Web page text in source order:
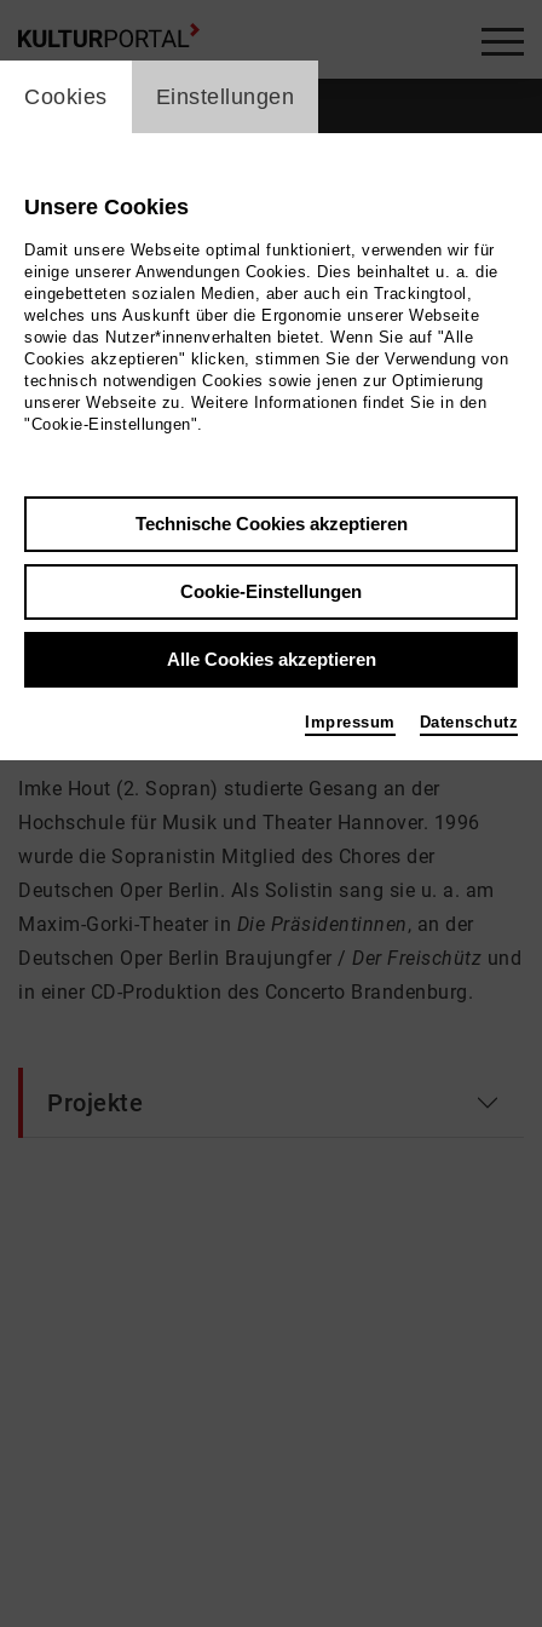
Übersicht
Imke Hout
Musik, Theater
Imke Hout (2. Sopran) studierte Gesang an der
Hochschule für Musik und Theater Hannover. 1996
wurde die Sopranistin Mitglied des Chores der
Deutschen Oper Berlin. Als Solistin sang sie u. a. am
Maxim-Gorki-Theater in Die Präsidentinnen, an der
Deutschen Oper Berlin Braujungfer / Der Freischütz und
in einer CD-Produktion des Concerto Brandenburg.
Projekte
cookie_layer
Cookies Einstellungen
Unsere Cookies
Damit unsere Webseite optimal funktioniert, verwenden wir für
einige unserer Anwendungen Cookies. Dies beinhaltet u. a. die
eingebetteten sozialen Medien, aber auch ein Trackingtool,
welches uns Auskunft über die Ergonomie unserer Webseite
sowie das Nutzer*innenverhalten bietet. Wenn Sie auf "Alle
Cookies akzeptieren" klicken, stimmen Sie der Verwendung von
technisch notwendigen Cookies sowie jenen zur Optimierung
unserer Webseite zu. Weitere Informationen findet Sie in den
"Cookie-Einstellungen".
Technische Cookies akzeptieren
Cookie-Einstellungen
Alle Cookies akzeptieren
Impressum Datenschutz